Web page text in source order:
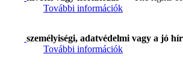
További információk
személyiségi, adatvédelmi vagy a jó
További információk